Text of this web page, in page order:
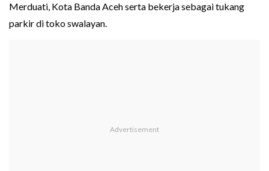
Merduati, Kota Banda Aceh serta bekerja sebagai tukang
parkir di toko swalayan.